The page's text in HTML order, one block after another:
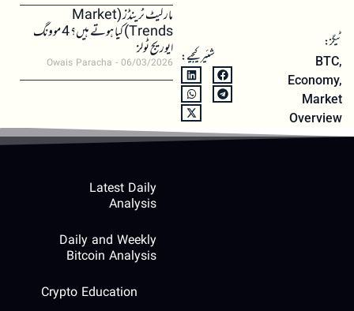
ٹیگز:
BTC,
Economy,
Market
Overview
شئیر کیجیے:
مارکیٹ ٹرینڈز (Market
Trends) کیا ہوتے ہیں؟ 4 موونگ
ایوریج ٹولز
Owais Paracha 06/03/2026
Latest Daily
Analysis
Daily and Weekly
Bitcoin Analysis
Crypto Education